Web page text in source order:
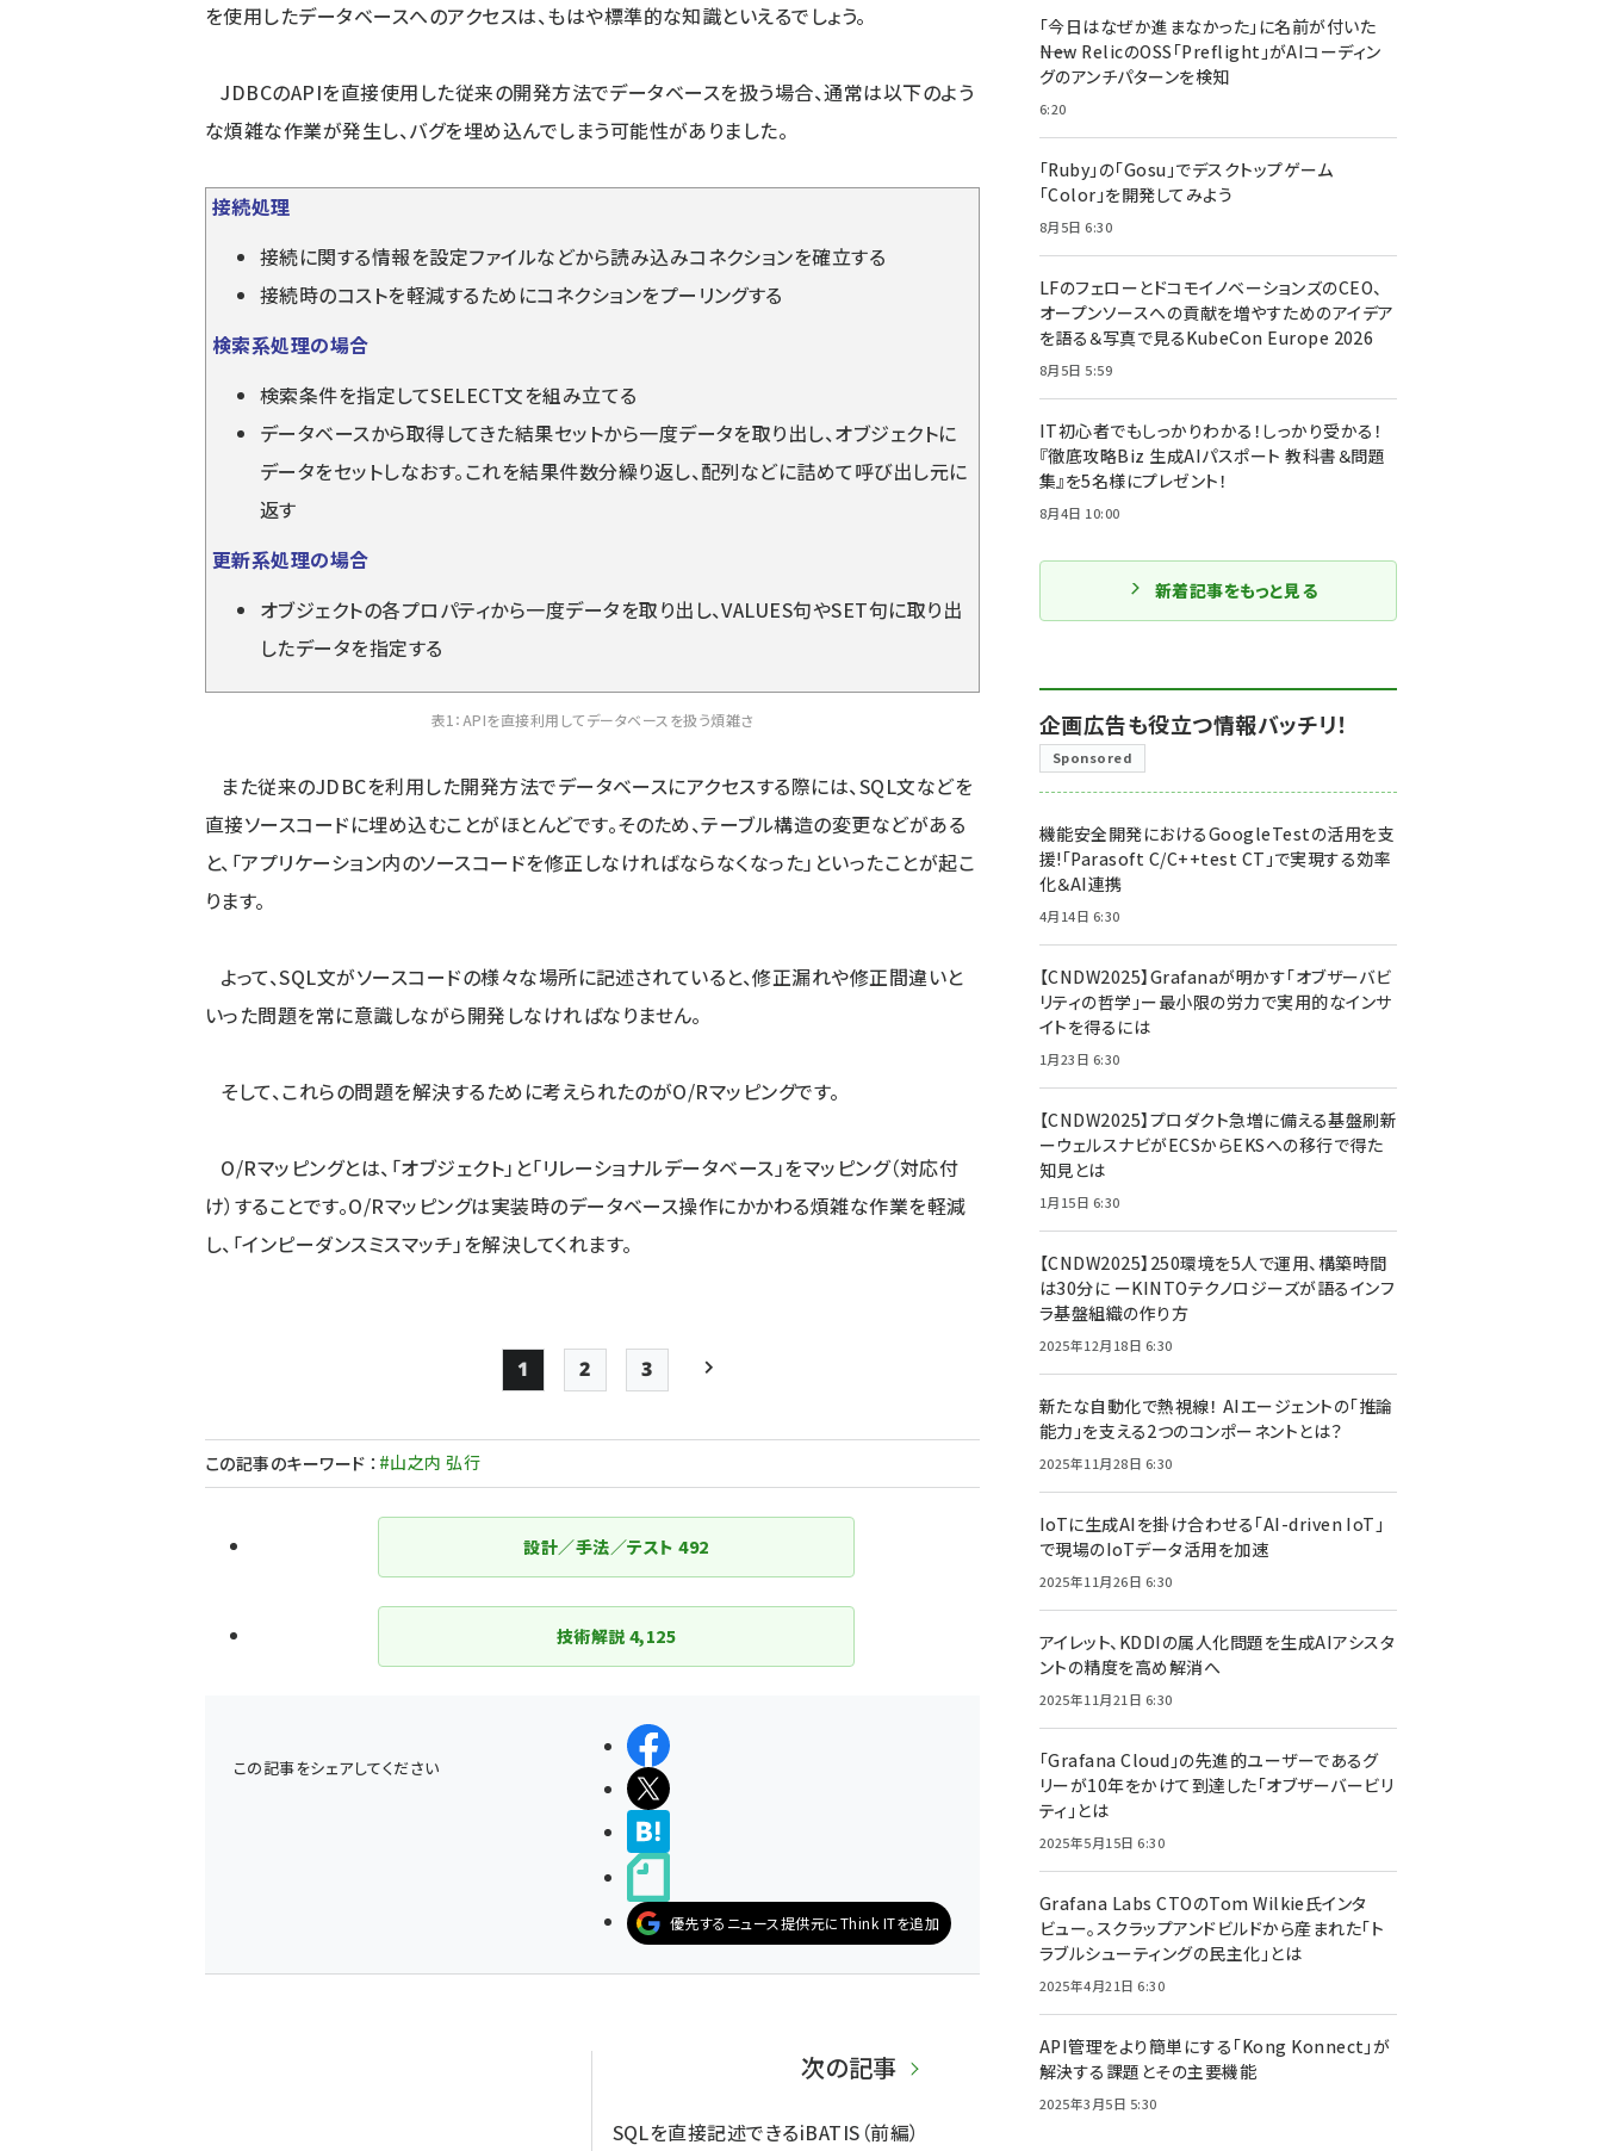
を使用したデータベースへのアクセスは、もはや標準的な知識といえるでしょう。
JDBCのAPIを直接使用した従来の開発方法でデータベースを扱う場合、通常は以下のよう
な煩雑な作業が発生し、バグを埋め込んでしまう可能性がありました。
接続処理
接続に関する情報を設定ファイルなどから読み込みコネクションを確立する
接続時のコストを軽減するためにコネクションをプーリングする
検索系処理の場合
検索条件を指定してSELECT文を組み立てる
データベースから取得してきた結果セットから一度データを取り出し、オブジェクトに
データをセットしなおす。これを結果件数分繰り返し、配列などに詰めて呼び出し元に
返す
更新系処理の場合
オブジェクトの各プロパティから一度データを取り出し、VALUES句やSET句に取り出
したデータを指定する
表1：APIを直接利用してデータベースを扱う煩雑さ
また従来のJDBCを利用した開発方法でデータベースにアクセスする際には、SQL文などを
直接ソースコードに埋め込むことがほとんどです。そのため、テーブル構造の変更などがある
と、「アプリケーション内のソースコードを修正しなければならなくなった」といったことが起こ
ります。
よって、SQL文がソースコードの様々な場所に記述されていると、修正漏れや修正間違いと
いった問題を常に意識しながら開発しなければなりません。
そして、これらの問題を解決するために考えられたのがO/Rマッピングです。
O/Rマッピングとは、「オブジェクト」と「リレーショナルデータベース」をマッピング（対応付
け）することです。O/Rマッピングは実装時のデータベース操作にかかわる煩雑な作業を軽減
し、「インピーダンスミスマッチ」を解決してくれます。
ペー
送
り
Page
1
Page
2
Page
3
この記事のキーワード ： #山之内 弘行
設計／手法／テスト492
技術解説 4,125
この記事をシェアしてください
シェアする
ポストする
優先するニュース提供元にThink ITを追加
次の記事
SQLを直接記述できるiBATIS（前編）
「今日はなぜか進まなかった」に名前が付いた
――New RelicのOSS「Preflight」がAIコーディン
グのアンチパターンを検知
6:20
「Ruby」の「Gosu」でデスクトップゲーム
「Color」を開発してみよう
8月5日 6:30
LFのフェローとドコモイノベーションズのCEO、
オープンソースへの貢献を増やすためのアイデア
を語る＆写真で見るKubeCon Europe 2026
8月5日 5:59
IT初心者でもしっかりわかる！しっかり受かる！
『徹底攻略Biz 生成AIパスポート 教科書＆問題
集』を5名様にプレゼント！
8月4日 10:00
新着記事をもっと見る
企画広告も役立つ情報バッチリ！
Sponsored
機能安全開発におけるGoogleTestの活用を支
援!「Parasoft C/C++test CT」で実現する効率
化＆AI連携
4月14日 6:30
【CNDW2025】Grafanaが明かす「オブザーバビ
リティの哲学」ー最小限の労力で実用的なインサ
イトを得るには
1月23日 6:30
【CNDW2025】プロダクト急増に備える基盤刷新
ーウェルスナビがECSからEKSへの移行で得た
知見とは
1月15日 6:30
【CNDW2025】250環境を5人で運用、構築時間
は30分に ーKINTOテクノロジーズが語るインフ
ラ基盤組織の作り方
2025年12月18日 6:30
新たな自動化で熱視線！ AIエージェントの「推論
能力」を支える2つのコンポーネントとは？
2025年11月28日 6:30
IoTに生成AIを掛け合わせる「AI-driven IoT」
で現場のIoTデータ活用を加速
2025年11月26日 6:30
アイレット、KDDIの属人化問題を生成AIアシスタ
ントの精度を高め解消へ
2025年11月21日 6:30
「Grafana Cloud」の先進的ユーザーであるグ
リーが10年をかけて到達した「オブザーバービリ
ティ」とは
2025年5月15日 6:30
Grafana Labs CTOのTom Wilkie氏インタ
ビュー。スクラップアンドビルドから産まれた「ト
ラブルシューティングの民主化」とは
2025年4月21日 6:30
API管理をより簡単にする「Kong Konnect」が
解決する課題とその主要機能
2025年3月5日 5:30